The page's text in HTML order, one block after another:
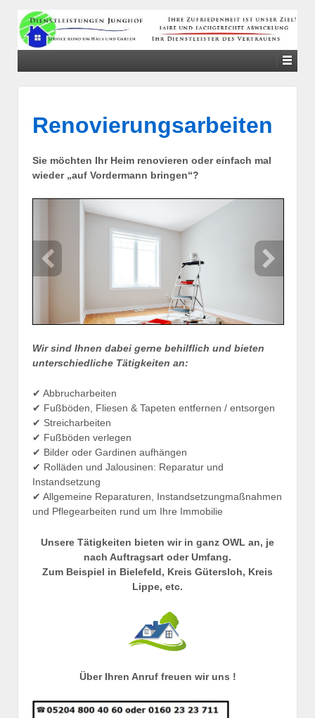
SKIP
TO
CONTENT
Renovierungsarbeiten
Sie möchten Ihr Heim renovieren oder einfach mal
wieder „auf Vordermann bringen“?
Wir sind Ihnen dabei gerne behilflich und bieten
unterschiedliche Tätigkeiten an:
✔ Abbrucharbeiten
✔ Fußböden, Fliesen & Tapeten entfernen / entsorgen
✔ Streicharbeiten
✔ Fußböden verlegen
✔ Bilder oder Gardinen aufhängen
✔ Rolläden und Jalousinen: Reparatur und
Instandsetzung
✔ Allgemeine Reparaturen, Instandsetzungmaßnahmen
und Pflegearbeiten rund um Ihre Immobilie
Unsere Tätigkeiten bieten wir in ganz OWL an, je
nach Auftragsart oder Umfang.
Zum Beispiel in Bielefeld, Kreis Gütersloh, Kreis
Lippe, etc.
Über Ihren Anruf freuen wir uns !